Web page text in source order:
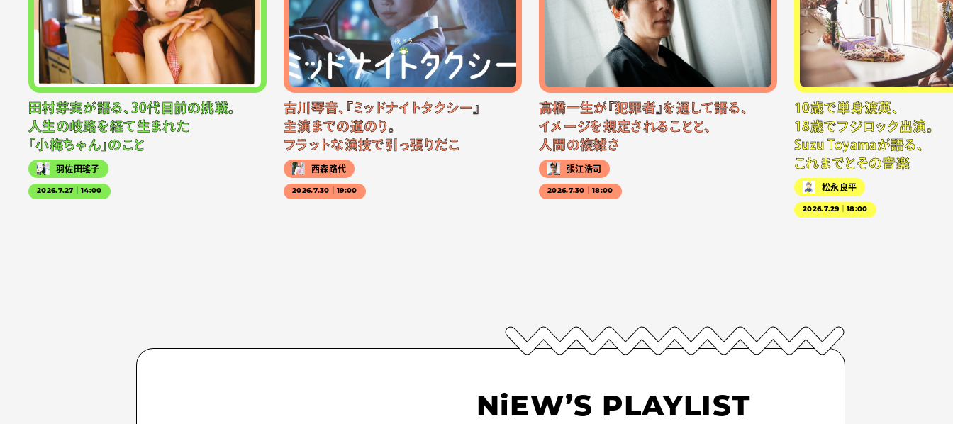
田村芽実が語る、30代目前の挑戦。
人生の岐路を経て生まれた
「小梅ちゃん」のこと
羽佐田瑤子
2026.7.27｜14:00
古川琴音、『ミッドナイトタクシー』
主演までの道のり。
フラットな演技で引っ張りだこ
西森路代
2026.7.30｜19:00
高橋一生が『犯罪者』を通して語る、
イメージを規定されることと、
人間の複雑さ
張江浩司
2026.7.30｜18:00
10歳で単身渡英、
18歳でフジロック出演。
Suzu Toyamaが語る、
これまでとその音楽
松永良平
2026.7.29｜18:00
NiEW’S PLAYLIST